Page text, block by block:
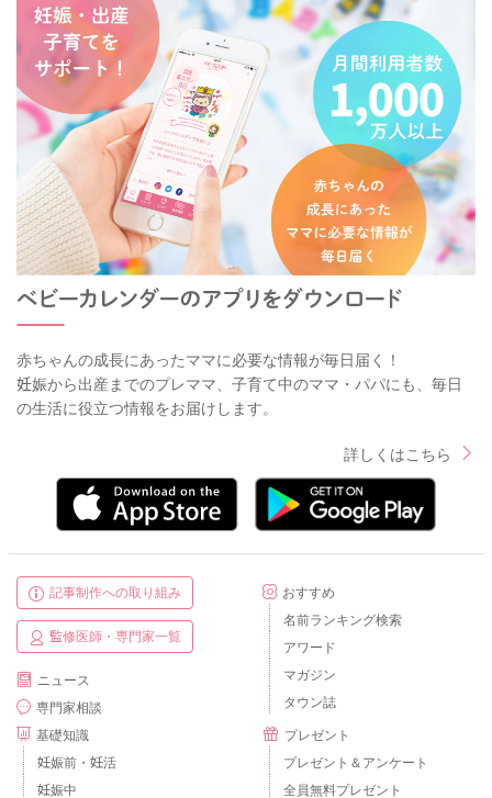
赤ちゃんの成長にあったママに必要な情報が毎日届く！
妊娠から出産までのプレママ、子育て中のママ・パパにも、毎日
の生活に役立つ情報をお届けします。
詳しくはこちら
記事制作への取り組み
監修医師・専門家一覧
ニュース
専門家相談
基礎知識
妊娠前・妊活
妊娠中
おすすめ
名前ランキング検索
アワード
マガジン
タウン誌
プレゼント
プレゼント＆アンケート
全員無料プレゼント